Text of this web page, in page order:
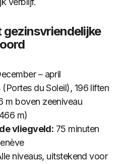
gezinsvriendelijke
– april
du Soleil), 196 liften
m boven zeeniveau
m)
vliegveld: 75 minuten
niveaus, uitstekend voor